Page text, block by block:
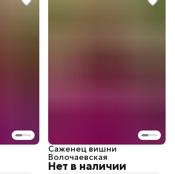
Нет в наличии
Саженец вишни
Волочаевская